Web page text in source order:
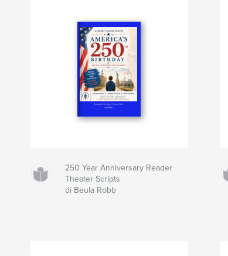
250 Year Anniversary Reader
Theater Scripts
di Beula Robb